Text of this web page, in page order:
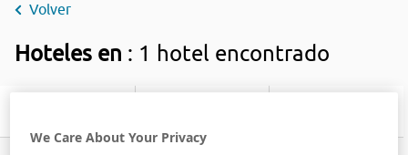
Volver
Hoteles en : 1 hotel encontrado
We Care About Your Privacy